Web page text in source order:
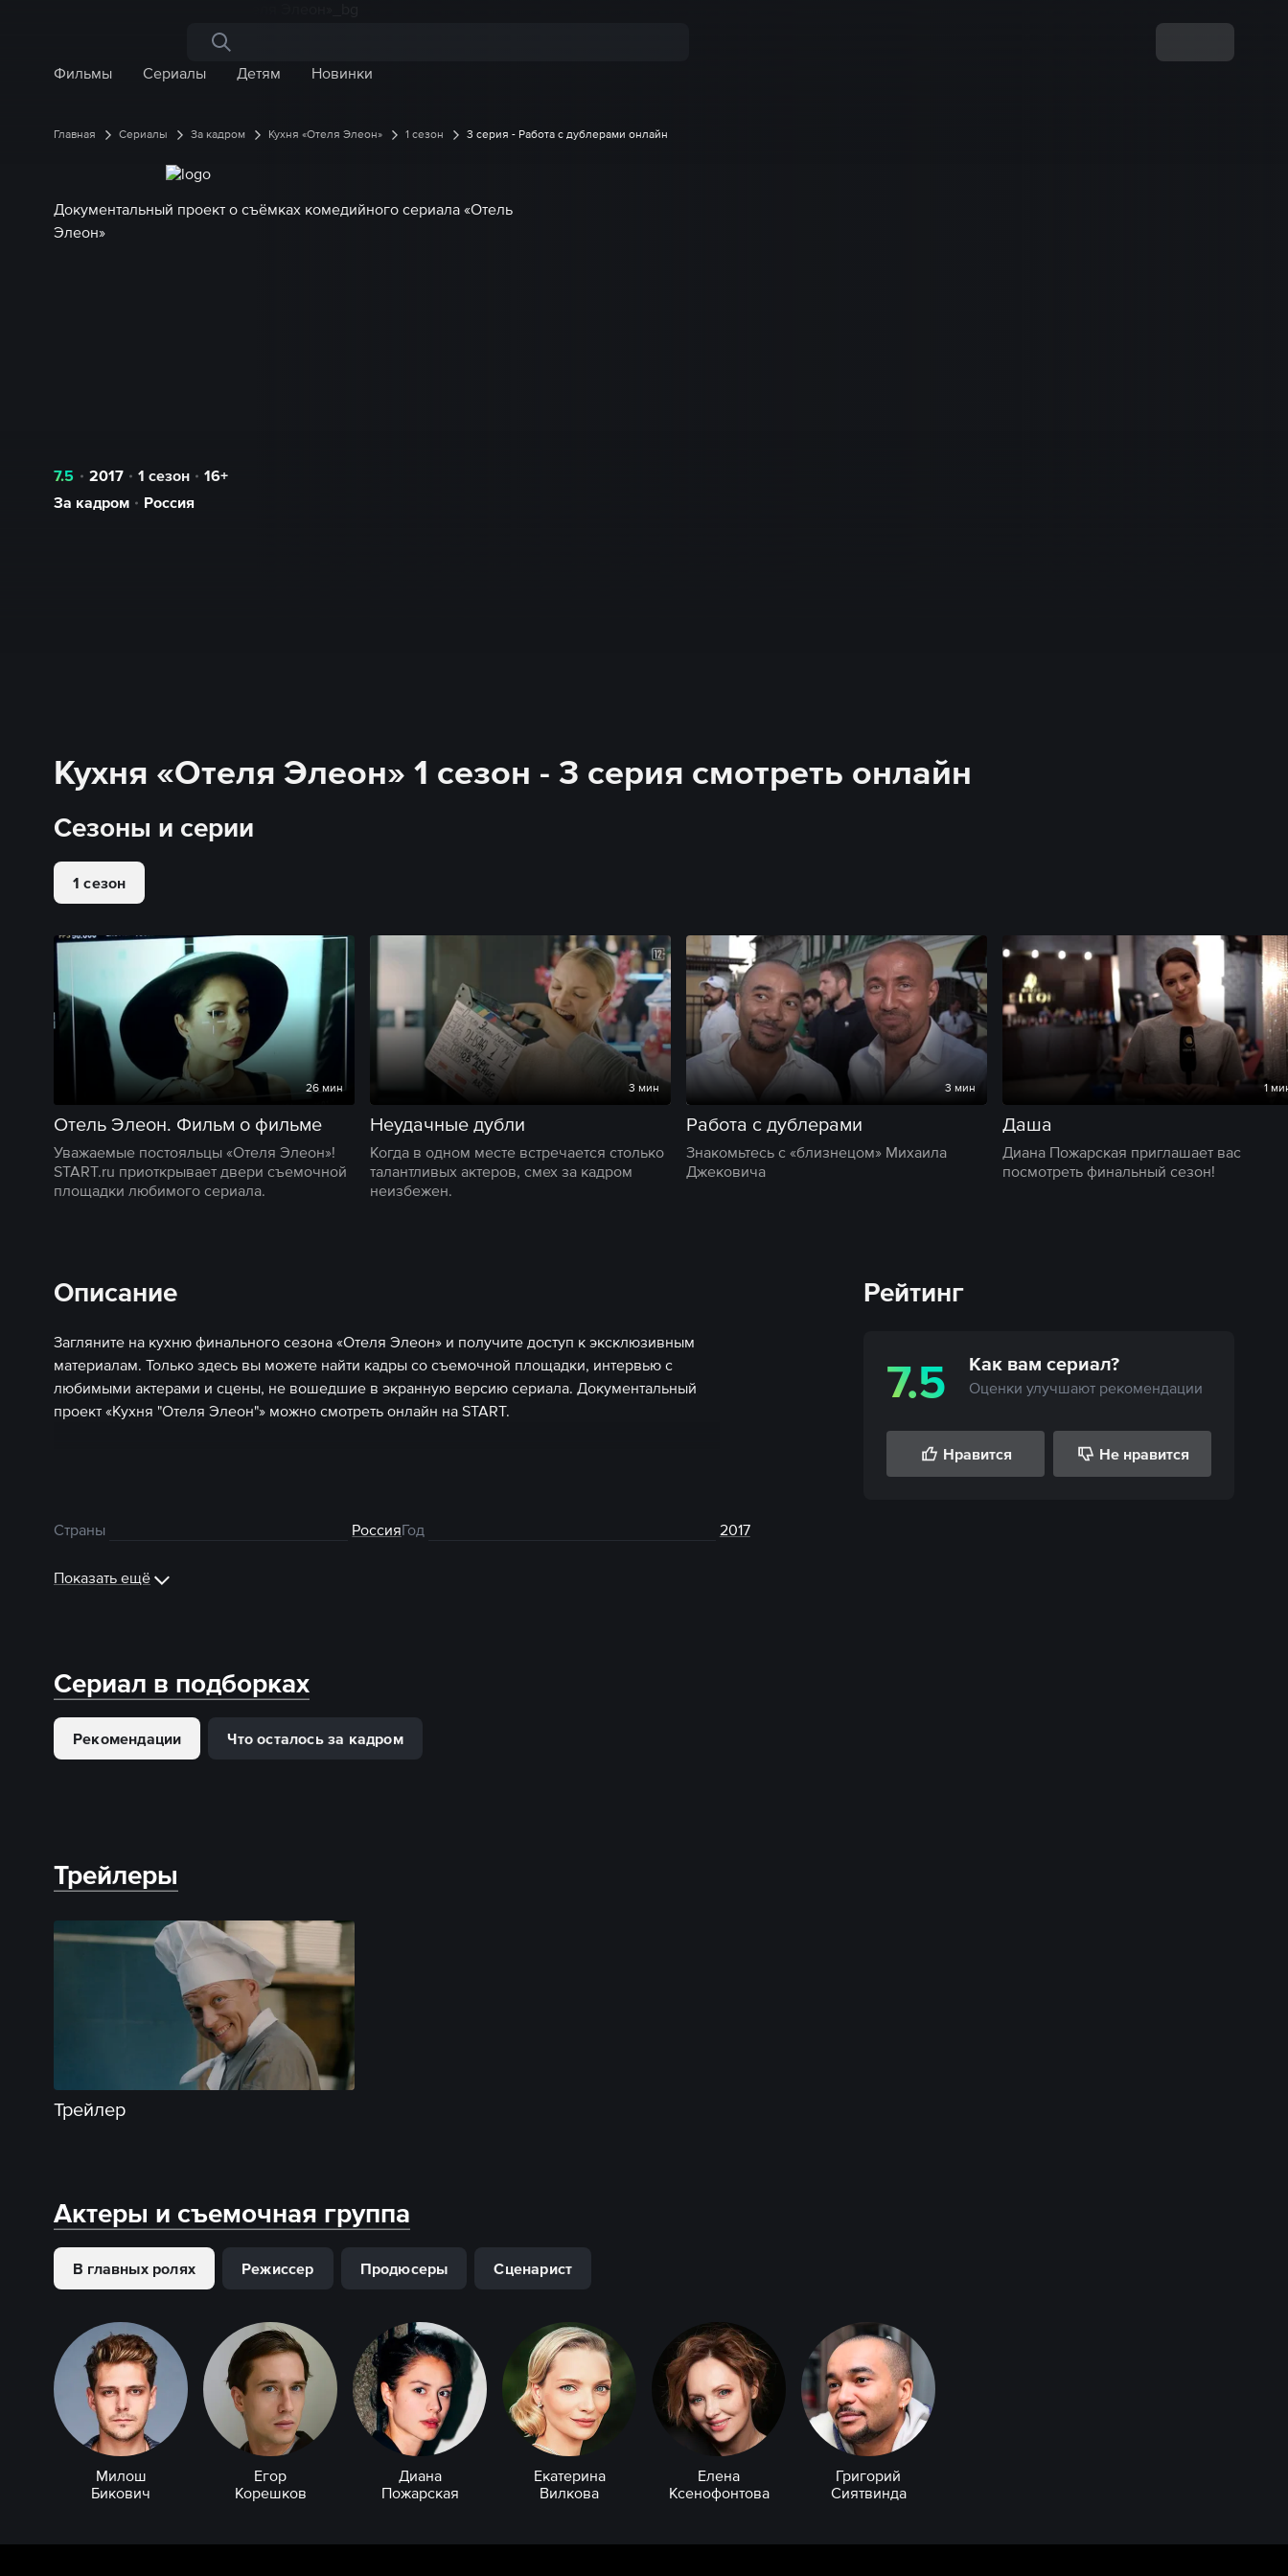
Поиск по сайту
Фильмы
Сериалы Детям Новинки
Главная Сериалы За кадром Кухня «Отеля Элеон» 1 сезон 3 серия - Работа с дублерами онлайн
Документальный проект о съёмках комедийного сериала «Отель
Элеон»
7.5 2017 1 сезон
16+
За кадром
Россия
Кухня «Отеля Элеон» 1 сезон - 3 серия смотреть онлайн
Сезоны и серии
1 сезон
26 мин
Отель Элеон. Фильм о фильме
Уважаемые постояльцы «Отеля Элеон»!
START.ru приоткрывает двери съемочной
площадки любимого сериала.
3 мин
Неудачные дубли
Когда в одном месте встречается столько
талантливых актеров, смех за кадром
неизбежен.
3 мин
Работа с дублерами
Знакомьтесь с «близнецом» Михаила
Джековича
1
Даша
Диана Пожарская приглашает вас
посмотреть финальный сезон!
Описание
Загляните на кухню финального сезона «Отеля Элеон» и получите доступ к эксклюзивным
материалам. Только здесь вы можете найти кадры со съемочной площадки, интервью с
любимыми актерами и сцены, не вошедшие в экранную версию сериала. Документальный
проект «Кухня "Отеля Элеон"» можно смотреть онлайн на START.
Страны РоссияГод 2017
Показать ещё
Рейтинг
7.5 Как вам сериал?
Оценки улучшают рекомендации
Нравится Не нравится
Сериал в подборках
Рекомендации Что осталось за кадром
Трейлеры
Трейлер
Актеры и съемочная группа
В главных ролях Режиссер Продюсеры Сценарист
Милош
Бикович
Егор
Корешков
Диана
Пожарская
Екатерина
Вилкова
Елена
Ксенофонтова
Григорий
Сиятвинда